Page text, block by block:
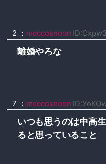
2 ： moccosnoon
離婚やろな
7 ： moccosnoon
いつも思うのは中高
ると思っていること